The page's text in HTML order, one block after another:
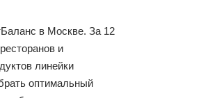
в Москве. За 12
и
линейки
оптимальный